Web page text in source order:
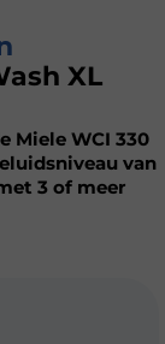
XL
Miele WCI 330
van
3 of meer